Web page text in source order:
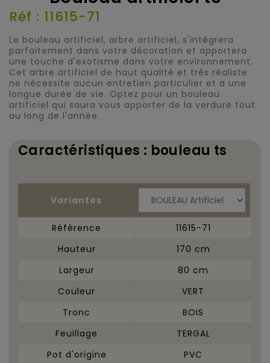
Réf : 11615-71
Le bouleau artificiel, arbre artificiel, s'intègrera
parfaitement dans votre décoration et apportera
une touche d'exotisme dans votre environnement.
Cet arbre artificiel de haut qualité et très réaliste
ne nécessite aucun entretien particulier et a une
longue durée de vie. Optez pour un bouleau
artificiel qui saura vous apporter de la verdure tout
au long de l'année.
Caractéristiques : bouleau ts
Variantes
Référence
11615-71
Hauteur
170 cm
Largeur
80 cm
Couleur
VERT
Tronc
BOIS
Feuillage
TERGAL
Pot d'origine
PVC